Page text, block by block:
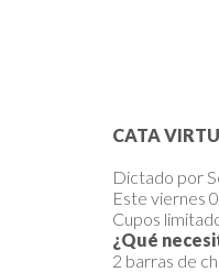
CATA
Dictado por
Este viernes
Cupos
¿Qué
2 barras de